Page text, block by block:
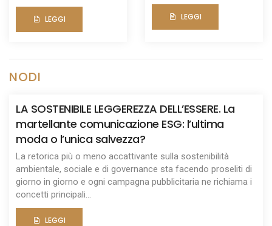
LEGGI LEGGI
NODI
LA SOSTENIBILE LEGGEREZZA DELL’ESSERE. La
martellante comunicazione ESG: l’ultima
moda o l’unica salvezza?
La retorica più o meno accattivante sulla sostenibilità
ambientale, sociale e di governance sta facendo proseliti di
giorno in giorno e ogni campagna pubblicitaria ne richiama i
concetti principali...
LEGGI